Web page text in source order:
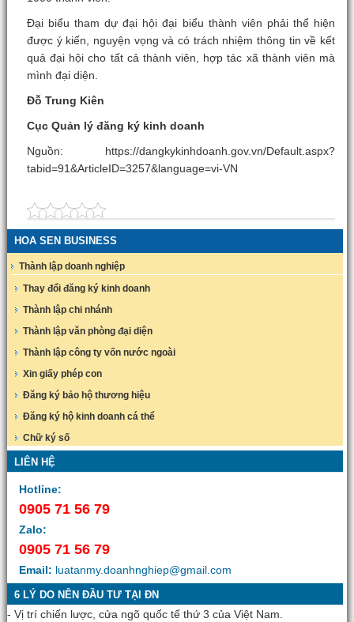
Đại biểu tham dự đại hội đại biểu thành viên phải thể hiện
được ý kiến, nguyện vọng và có trách nhiệm thông tin về kết
quả đại hội cho tất cả thành viên, hợp tác xã thành viên mà
mình đại diện.
Đỗ Trung Kiên
Cục Quản lý đăng ký kinh doanh
Nguồn: https://dangkykinhdoanh.gov.vn/Default.aspx?
tabid=91&ArticleID=3257&language=vi-VN
HOA SEN BUSINESS
Thành lập doanh nghiệp
Thay đổi đăng ký kinh doanh
Thành lập chi nhánh
Thành lập văn phòng đại diện
Thành lập công ty vốn nước ngoài
Xin giấy phép con
Đăng ký bảo hộ thương hiệu
Đăng ký hộ kinh doanh cá thể
Chữ ký số
LIÊN HỆ
Hotline:
0905 71 56 79
Zalo:
0905 71 56 79
Email: luatanmy.doanhnghiep@gmail.com
6 LÝ DO NÊN ĐẦU TƯ TẠI ĐN
- Vị trí chiến lược, cửa ngõ quốc tế thứ 3 của Việt Nam.